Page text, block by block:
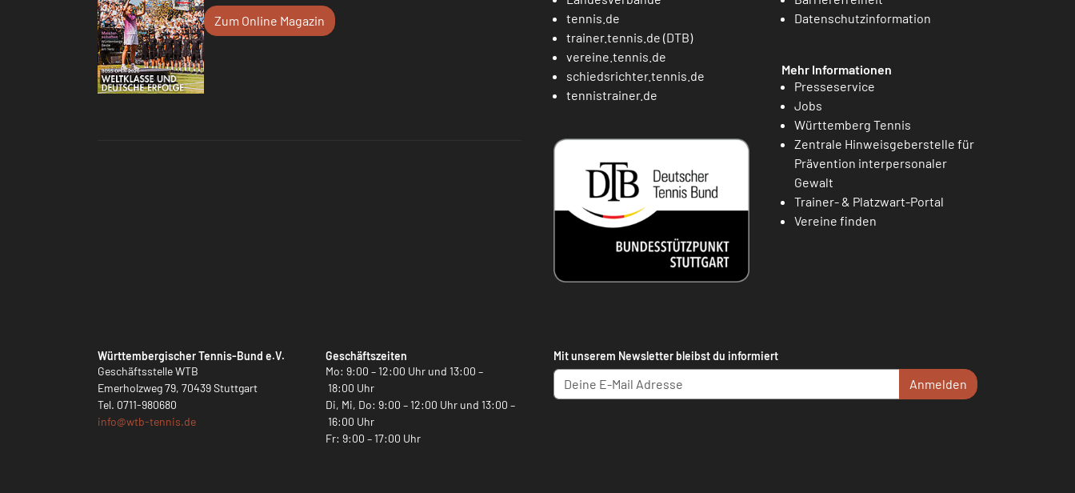
Zum Online Magazin
tennis.de
trainer.tennis.de (DTB)
vereine.tennis.de
schiedsrichter.tennis.de
tennistrainer.de
Datenschutzinformation
Mehr Informationen
Presseservice
Jobs
Württemberg Tennis
Zentrale Hinweisgeberstelle für
Prävention interpersonaler
Gewalt
Trainer- & Platzwart-Portal
Vereine finden
Württembergischer Tennis-Bund e.V.
Geschäftsstelle WTB
Emerholzweg 79, 70439 Stuttgart
Tel. 0711-980680
info@wtb-tennis.de
Geschäftszeiten
Mo: 9:00 – 12:00 Uhr und 13:00 –
18:00 Uhr
Di, Mi, Do: 9:00 – 12:00 Uhr und 13:00 –
16:00 Uhr
Fr: 9:00 – 17:00 Uhr
Mit unserem Newsletter bleibst du informiert
Anmelden